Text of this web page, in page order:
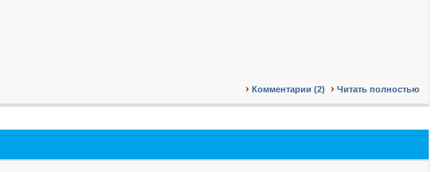
Комментарии (2) Читать полностью